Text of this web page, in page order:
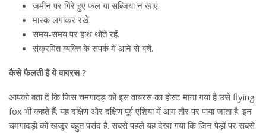
जमीन पर गिरे हुए फल या सब्जियां न खाएं.
मास्क लगाकर रखे.
समय-समय पर हाथ थोते रहें.
संक्रमित व्यक्ति के संपर्क में आने से बचें.
कैसे फैलती है ये वायरस ?
आपको बता दें कि जिस चमगादड़ को इस वायरस का होस्ट माना गया है उसे flying
fox भी कहते हैं. यह दक्षिण और दक्षिण पूर्व एशिया में आम तौर पर पाया जाता है. इन
चमगादड़ों को खजूर बहुत पसंद है. सबसे पहले यह देखा गया कि जिन पेड़ों पर सबसे